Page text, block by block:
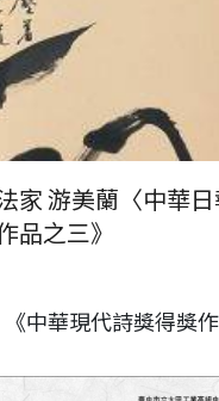
家 游美蘭〈中華
品之三》
《中華現代詩獎得獎